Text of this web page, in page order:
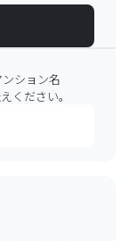
ション名
ください。